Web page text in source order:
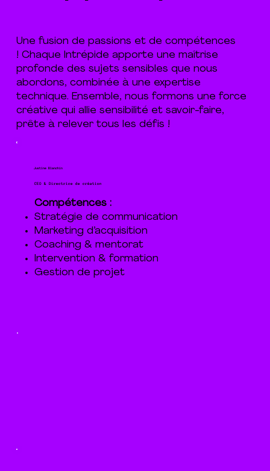
Une fusion de passions et de compétences
! Chaque Intrépide apporte une maîtrise
profonde des sujets sensibles que nous
abordons, combinée à une expertise
technique. Ensemble, nous formons une force
créative qui allie sensibilité et savoir-faire,
prête à relever tous les défis !
Justine Blanchin
CEO & Directrice de création
Compétences :
Stratégie de communication
Marketing d’acquisition
Coaching & mentorat
Intervention & formation
Gestion de projet